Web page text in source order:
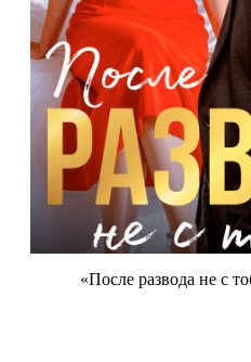
«После развода не с